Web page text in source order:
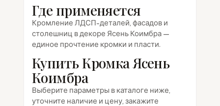
Где применяется
Кромление ЛДСП-деталей, фасадов и
столешниц в декоре Ясень Коимбра —
единое прочтение кромки и пласти.
Купить Кромка Ясень
Коимбра
Выберите параметры в каталоге ниже,
уточните наличие и цену, закажите